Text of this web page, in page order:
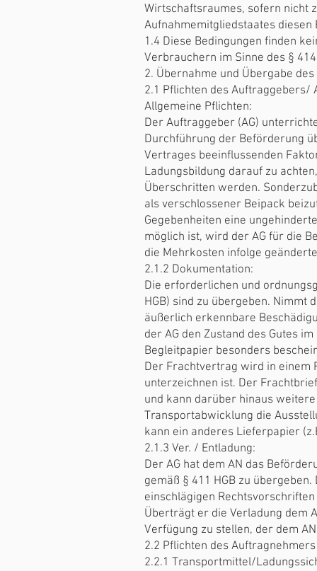
Wirtschaftsraumes, sofern nicht
Aufnahmemitgliedstaates diesen
1.4 Diese Bedingungen finden
Verbrauchern im Sinne des § 414
2. Übernahme und Übergabe des
2.1 Pflichten des Auftraggebers/
Allgemeine Pflichten:
Der Auftraggeber (AG)
Durchführung der Beförderung
Vertrages beeinflussenden
Ladungsbildung darauf zu
Überschritten werden.
als verschlossener Beipack
Gegebenheiten eine
möglich ist, wird der AG für die
die Mehrkosten infolge
2.1.2 Dokumentation:
Die erforderlichen und
HGB) sind zu übergeben. Nimmt
äußerlich erkennbare
der AG den Zustand des Gutes
Begleitpapier besonders
Der Frachtvertrag wird in einem
unterzeichnen ist. Der
und kann darüber hinaus
Transportabwicklung die
kann ein anderes Lieferpapier
2.1.3 Ver. / Entladung:
Der AG hat dem AN das
gemäß § 411 HGB zu
einschlägigen
Überträgt er die Verladung dem
Verfügung zu stellen, der dem
2.2 Pflichten des Auftragnehmers
2.2.1 Transportmittel/